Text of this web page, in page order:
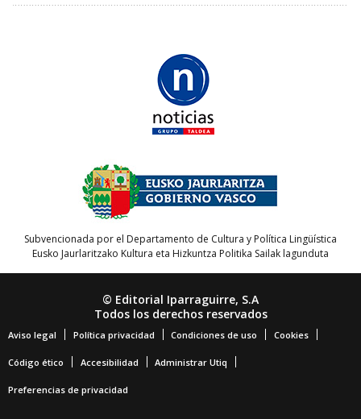
Subvencionada por el Departamento de Cultura y Política Lingüística
Eusko Jaurlaritzako Kultura eta Hizkuntza Politika Sailak lagunduta
© Editorial Iparraguirre, S.A
Todos los derechos reservados
Aviso legal Política privacidad Condiciones de uso Cookies
Código ético Accesibilidad Administrar Utiq
Preferencias de privacidad